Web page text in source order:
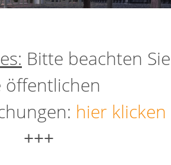
Bitte beachten Sie
öffentlichen
hier klicken
+++